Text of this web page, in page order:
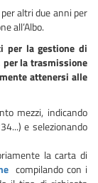
altri due anni per
all’Albo.
per la gestione di
la trasmissione
attenersi alle
mezzi, indicando
e selezionando
la carta di
compilando con i